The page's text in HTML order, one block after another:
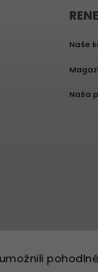
Naše
Naša